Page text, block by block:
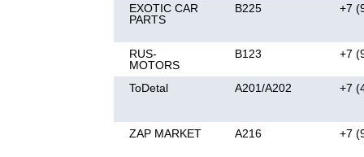
EXOTIC CAR
PARTS
B225 +7
RUS-
MOTORS
B123 +7
ToDetal A201/А202 +7
ZAP MARKET A216 +7